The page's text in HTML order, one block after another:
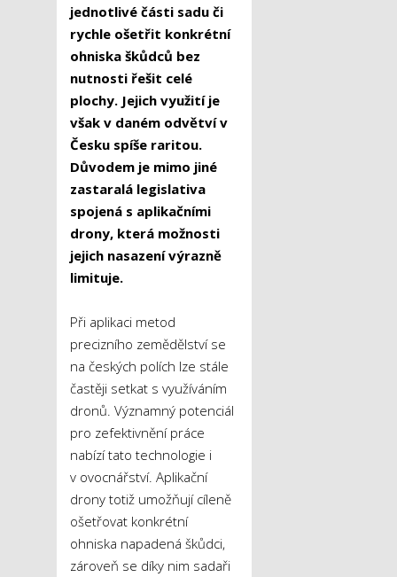
jednotlivé části sadu či
rychle ošetřit konkrétní
ohniska škůdců bez
nutnosti řešit celé
plochy. Jejich využití je
však v daném odvětví v
Česku spíše raritou.
Důvodem je mimo jiné
zastaralá legislativa
spojená s aplikačními
drony, která možnosti
jejich nasazení výrazně
limituje.
Při aplikaci metod
precizního zemědělství se
na českých polích lze stále
častěji setkat s využíváním
dronů. Významný potenciál
pro zefektivnění práce
nabízí tato technologie i
v ovocnářství. Aplikační
drony totiž umožňují cíleně
ošetřovat konkrétní
ohniska napadená škůdci,
zároveň se díky nim sadaři